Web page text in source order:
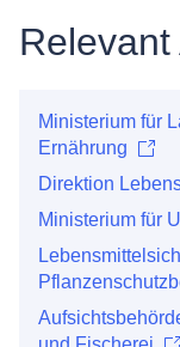
Ministerium für
Ernährung
Direktion
Ministerium für